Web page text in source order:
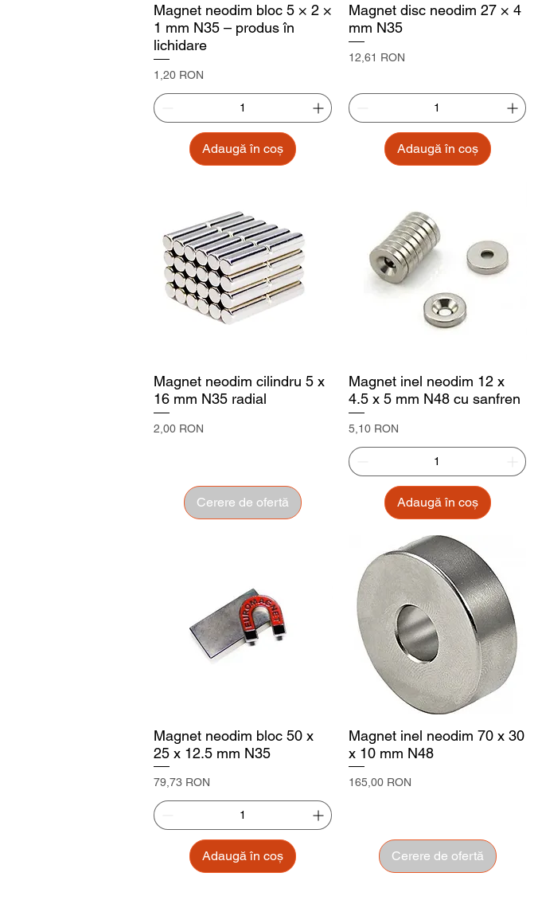
Magnet neodim bloc 5 × 2 ×
1 mm N35 – produs în
lichidare
Preț
1,20 RON
Adaugă în coș
Magnet disc neodim 27 × 4
mm N35
Preț
12,61 RON
Adaugă în coș
Magnet neodim cilindru 5 x
16 mm N35 radial
Preț
2,00 RON
Cerere de ofertă
Magnet inel neodim 12 x
4.5 x 5 mm N48 cu sanfren
Preț
5,10 RON
Adaugă în coș
Magnet neodim bloc 50 x
25 x 12.5 mm N35
Preț
79,73 RON
Adaugă în coș
Magnet inel neodim 70 x 30
x 10 mm N48
Preț
165,00 RON
Cerere de ofertă